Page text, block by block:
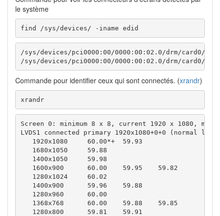
le système
find /sys/devices/ -iname edid
/sys/devices/pci0000:00/0000:00:02.0/drm/card0/
/sys/devices/pci0000:00/0000:00:02.0/drm/card0/
Commande pour identifier ceux qui sont connectés. (xrandr)
xrandr
Screen 0: minimum 8 x 8, current 1920 x 1080,
LVDS1 connected primary 1920x1080+0+0 (normal
   1920x1080     60.00*+  59.93
   1680x1050     59.88
   1400x1050     59.98
   1600x900      60.00    59.95    59.82
   1280x1024     60.02
   1400x900      59.96    59.88
   1280x960      60.00
   1368x768      60.00    59.88    59.85
   1280x800      59.81    59.91